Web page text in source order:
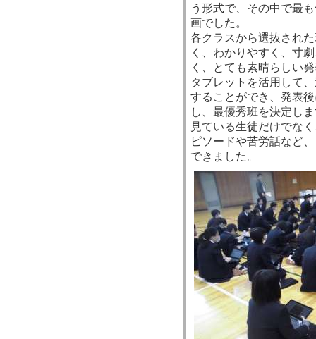
う形式で、その中で最
画でした。
各クラスから選抜され
く、わかりやすく、寸
く、とても素晴らしい
タブレットを活用して
することができ、発表
し、最優秀班を決定し
見ている生徒だけでな
ピソードや苦労話など
できました。